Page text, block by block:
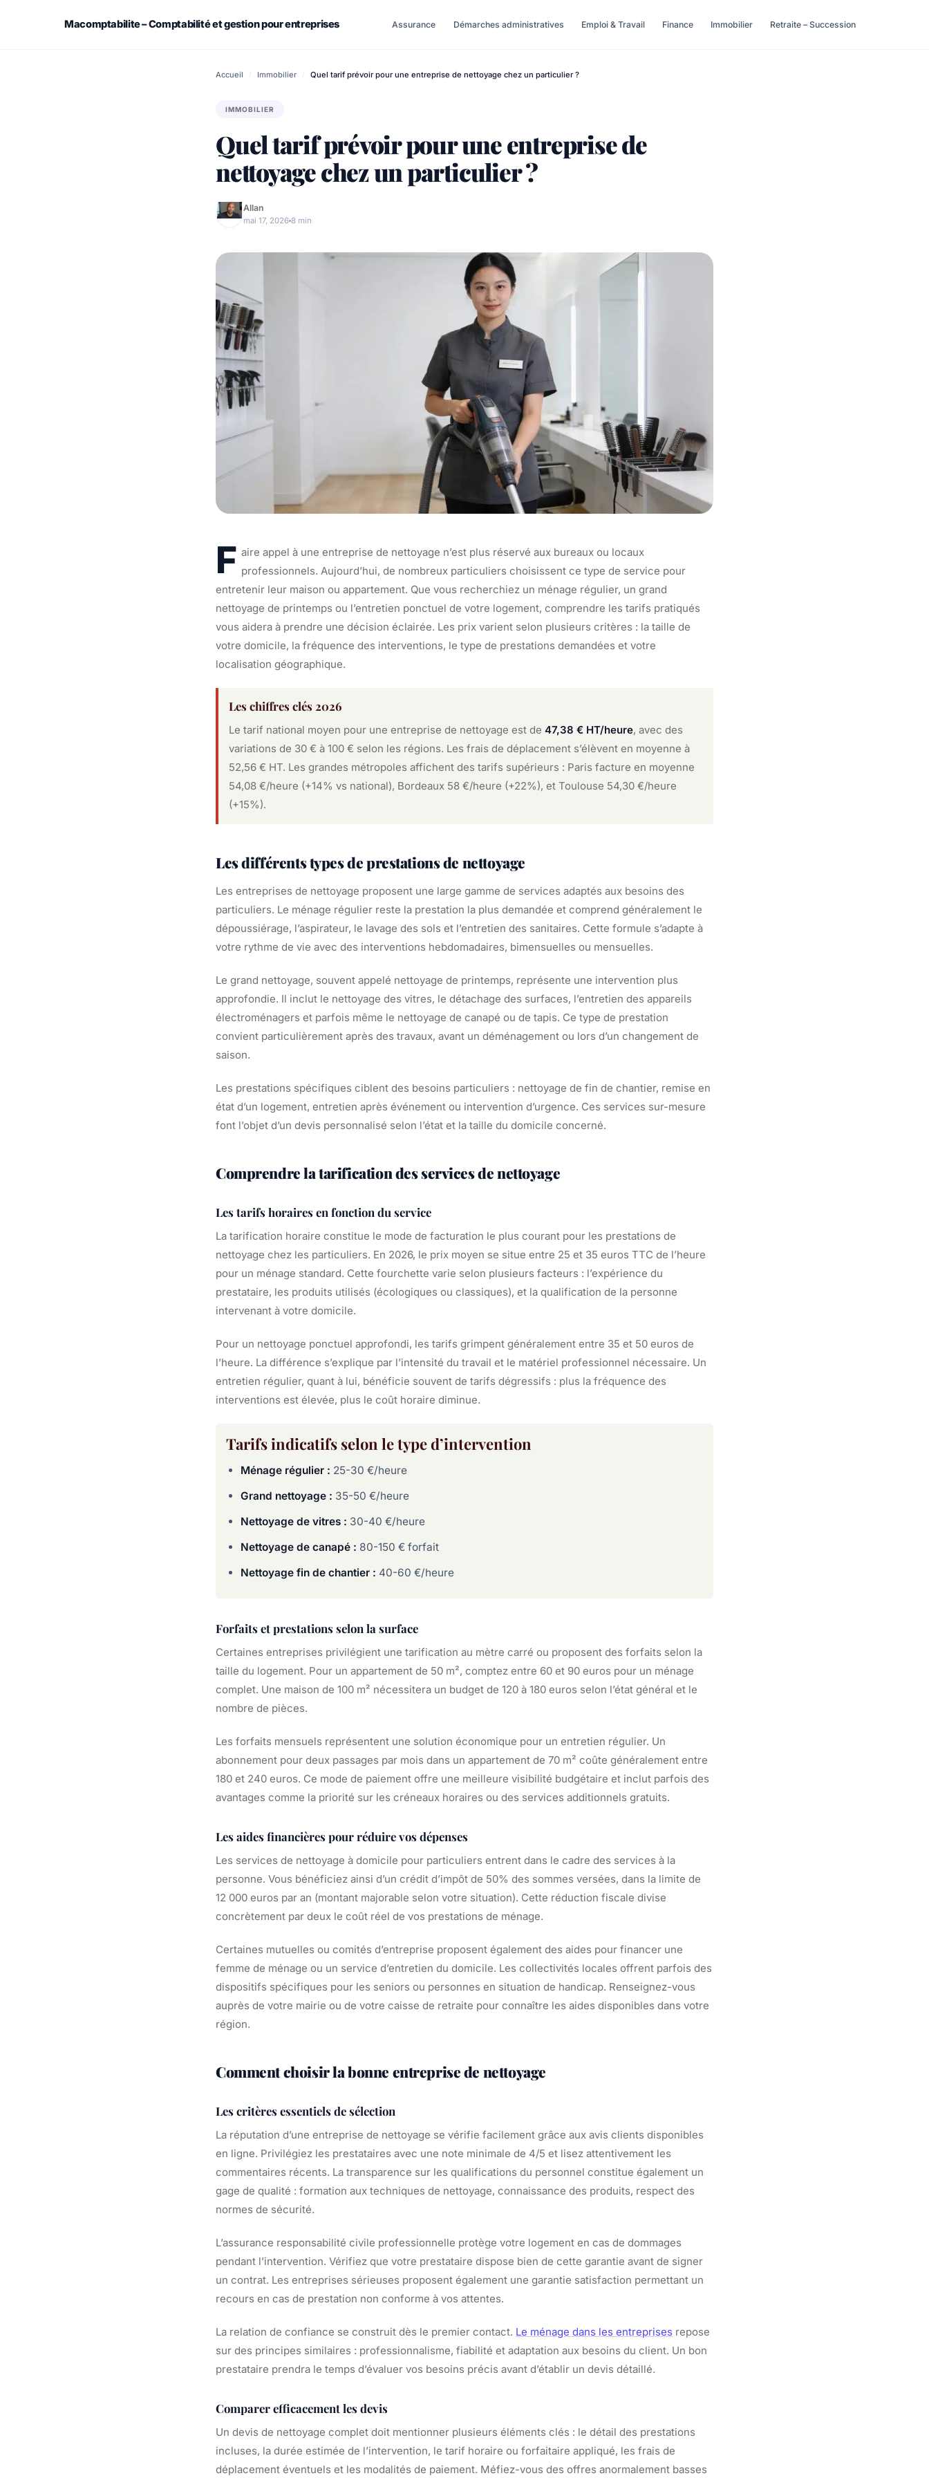
Macomptabilite – Comptabilité et gestion pour entreprises Assurance Démarches administratives Emploi & Travail Finance Immobilier Retraite – Succession
Accueil / Immobilier / Quel tarif prévoir pour une entreprise de nettoyage chez un particulier ?
IMMOBILIER
Quel tarif prévoir pour une entreprise de
nettoyage chez un particulier ?
Allan
mai 17, 2026 8 min
F aire appel à une entreprise de nettoyage n’est plus réservé aux bureaux ou locaux
professionnels. Aujourd’hui, de nombreux particuliers choisissent ce type de service pour
entretenir leur maison ou appartement. Que vous recherchiez un ménage régulier, un grand
nettoyage de printemps ou l’entretien ponctuel de votre logement, comprendre les tarifs pratiqués
vous aidera à prendre une décision éclairée. Les prix varient selon plusieurs critères : la taille de
votre domicile, la fréquence des interventions, le type de prestations demandées et votre
localisation géographique.
Les chiffres clés 2026
Le tarif national moyen pour une entreprise de nettoyage est de 47,38 € HT/heure, avec des
variations de 30 € à 100 € selon les régions. Les frais de déplacement s’élèvent en moyenne à
52,56 € HT. Les grandes métropoles affichent des tarifs supérieurs : Paris facture en moyenne
54,08 €/heure (+14% vs national), Bordeaux 58 €/heure (+22%), et Toulouse 54,30 €/heure
(+15%).
Les différents types de prestations de nettoyage
Les entreprises de nettoyage proposent une large gamme de services adaptés aux besoins des
particuliers. Le ménage régulier reste la prestation la plus demandée et comprend généralement le
dépoussiérage, l’aspirateur, le lavage des sols et l’entretien des sanitaires. Cette formule s’adapte à
votre rythme de vie avec des interventions hebdomadaires, bimensuelles ou mensuelles.
Le grand nettoyage, souvent appelé nettoyage de printemps, représente une intervention plus
approfondie. Il inclut le nettoyage des vitres, le détachage des surfaces, l’entretien des appareils
électroménagers et parfois même le nettoyage de canapé ou de tapis. Ce type de prestation
convient particulièrement après des travaux, avant un déménagement ou lors d’un changement de
saison.
Les prestations spécifiques ciblent des besoins particuliers : nettoyage de fin de chantier, remise en
état d’un logement, entretien après événement ou intervention d’urgence. Ces services sur-mesure
font l’objet d’un devis personnalisé selon l’état et la taille du domicile concerné.
Comprendre la tarification des services de nettoyage
Les tarifs horaires en fonction du service
La tarification horaire constitue le mode de facturation le plus courant pour les prestations de
nettoyage chez les particuliers. En 2026, le prix moyen se situe entre 25 et 35 euros TTC de l’heure
pour un ménage standard. Cette fourchette varie selon plusieurs facteurs : l’expérience du
prestataire, les produits utilisés (écologiques ou classiques), et la qualification de la personne
intervenant à votre domicile.
Pour un nettoyage ponctuel approfondi, les tarifs grimpent généralement entre 35 et 50 euros de
l’heure. La différence s’explique par l’intensité du travail et le matériel professionnel nécessaire. Un
entretien régulier, quant à lui, bénéficie souvent de tarifs dégressifs : plus la fréquence des
interventions est élevée, plus le coût horaire diminue.
Tarifs indicatifs selon le type d’intervention
Ménage régulier : 25-30 €/heure
Grand nettoyage : 35-50 €/heure
Nettoyage de vitres : 30-40 €/heure
Nettoyage de canapé : 80-150 € forfait
Nettoyage fin de chantier : 40-60 €/heure
Forfaits et prestations selon la surface
Certaines entreprises privilégient une tarification au mètre carré ou proposent des forfaits selon la
taille du logement. Pour un appartement de 50 m², comptez entre 60 et 90 euros pour un ménage
complet. Une maison de 100 m² nécessitera un budget de 120 à 180 euros selon l’état général et le
nombre de pièces.
Les forfaits mensuels représentent une solution économique pour un entretien régulier. Un
abonnement pour deux passages par mois dans un appartement de 70 m² coûte généralement entre
180 et 240 euros. Ce mode de paiement offre une meilleure visibilité budgétaire et inclut parfois des
avantages comme la priorité sur les créneaux horaires ou des services additionnels gratuits.
Les aides financières pour réduire vos dépenses
Les services de nettoyage à domicile pour particuliers entrent dans le cadre des services à la
personne. Vous bénéficiez ainsi d’un crédit d’impôt de 50% des sommes versées, dans la limite de
12 000 euros par an (montant majorable selon votre situation). Cette réduction fiscale divise
concrètement par deux le coût réel de vos prestations de ménage.
Certaines mutuelles ou comités d’entreprise proposent également des aides pour financer une
femme de ménage ou un service d’entretien du domicile. Les collectivités locales offrent parfois des
dispositifs spécifiques pour les seniors ou personnes en situation de handicap. Renseignez-vous
auprès de votre mairie ou de votre caisse de retraite pour connaître les aides disponibles dans votre
région.
Comment choisir la bonne entreprise de nettoyage
Les critères essentiels de sélection
La réputation d’une entreprise de nettoyage se vérifie facilement grâce aux avis clients disponibles
en ligne. Privilégiez les prestataires avec une note minimale de 4/5 et lisez attentivement les
commentaires récents. La transparence sur les qualifications du personnel constitue également un
gage de qualité : formation aux techniques de nettoyage, connaissance des produits, respect des
normes de sécurité.
L’assurance responsabilité civile professionnelle protège votre logement en cas de dommages
pendant l’intervention. Vérifiez que votre prestataire dispose bien de cette garantie avant de signer
un contrat. Les entreprises sérieuses proposent également une garantie satisfaction permettant un
recours en cas de prestation non conforme à vos attentes.
La relation de confiance se construit dès le premier contact. Le ménage dans les entreprises repose
sur des principes similaires : professionnalisme, fiabilité et adaptation aux besoins du client. Un bon
prestataire prendra le temps d’évaluer vos besoins précis avant d’établir un devis détaillé.
Comparer efficacement les devis
Un devis de nettoyage complet doit mentionner plusieurs éléments clés : le détail des prestations
incluses, la durée estimée de l’intervention, le tarif horaire ou forfaitaire appliqué, les frais de
déplacement éventuels et les modalités de paiement. Méfiez-vous des offres anormalement basses